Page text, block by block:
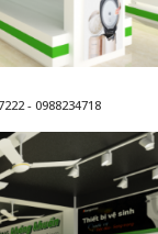
- 0988234718